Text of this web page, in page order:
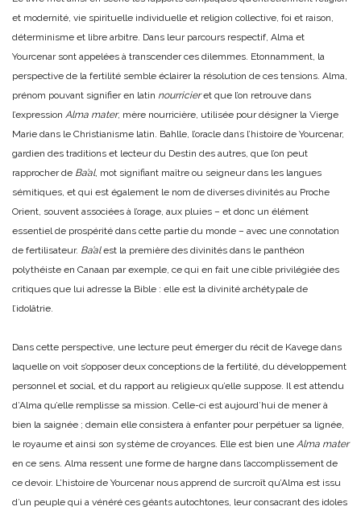
et modernité, vie spirituelle individuelle et religion collective, foi et raison,
déterminisme et libre arbitre. Dans leur parcours respectif, Alma et
Yourcenar sont appelées à transcender ces dilemmes. Etonnamment, la
perspective de la fertilité semble éclairer la résolution de ces tensions. Alma,
prénom pouvant signifier en latin nourricieret que l’on retrouve dans
l’expression Alma mater, mère nourricière, utilisée pour désigner la Vierge
Marie dans le Christianisme latin. Bahlle, l’oracle dans l’histoire de Yourcenar,
gardien des traditions et lecteur du Destin des autres, que l’on peut
rapprocher de Ba’al, mot signifiant maître ou seigneur dans les langues
sémitiques, et qui est également le nom de diverses divinités au Proche
Orient, souvent associées à l’orage, aux pluies – et donc un élément
essentiel de prospérité dans cette partie du monde – avec une connotation
de fertilisateur. Ba’alest la première des divinités dans le panthéon
polythéiste en Canaan par exemple, ce qui en fait une cible privilégiée des
critiques que lui adresse la Bible : elle est la divinité archétypale de
l’idolâtrie.
Dans cette perspective, une lecture peut émerger du récit de Kavege dans
laquelle on voit s’opposer deux conceptions de la fertilité, du développement
personnel et social, et du rapport au religieux qu’elle suppose. Il est attendu
d’Alma qu’elle remplisse sa mission. Celle-ci est aujourd’hui de mener à
bien la saignée ; demain elle consistera à enfanter pour perpétuer sa lignée,
le royaume et ainsi son système de croyances. Elle est bien une Alma mater
en ce sens. Alma ressent une forme de hargne dans l’accomplissement de
ce devoir. L’histoire de Yourcenar nous apprend de surcroît qu’Alma est issu
d’un peuple qui a vénéré ces géants autochtones, leur consacrant des idoles